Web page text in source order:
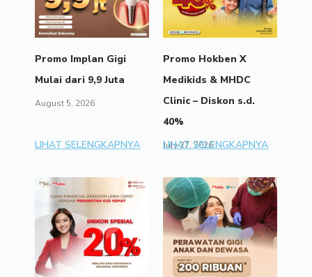
Promo Implan Gigi
Mulai dari 9,9 Juta
August 5, 2026
LIHAT SELENGKAPNYA
Promo Hokben X
Medikids & MHDC
Clinic – Diskon s.d.
40%
July 27, 2026
LIHAT SELENGKAPNYA